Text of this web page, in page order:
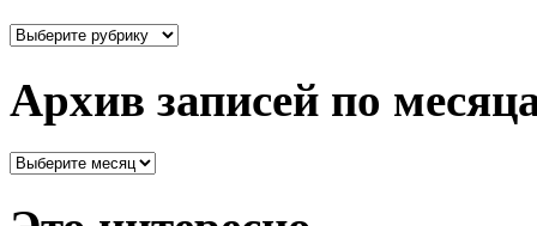
Здесь
Архив записей по
Архив